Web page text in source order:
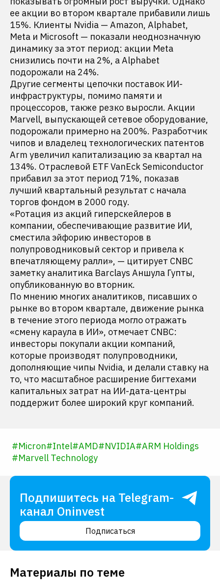
ее акции во втором квартале прибавили лишь
15%. Клиенты Nvidia — Amazon, Alphabet,
Meta и Microsoft — показали неоднозначную
динамику за этот период: акции Meta
снизились почти на 2%, а Alphabet
подорожали на 24%.
Другие сегменты цепочки поставок ИИ-
инфраструктуры, помимо памяти и
процессоров, также резко выросли. Акции
Marvell, выпускающей сетевое оборудование,
подорожали примерно на 200%. Разработчик
чипов и владелец технологических патентов
Arm увеличил капитализацию за квартал на
134%. Отраслевой ETF VanEck Semiconductor
прибавил за этот период 71%, показав
лучший квартальный результат с начала
торгов фондом в 2000 году.
«Ротация из акций гиперскейлеров в
компании, обеспечивающие развитие ИИ,
сместила эйфорию инвесторов в
полупроводниковый сектор и привела к
впечатляющему ралли», — цитирует CNBC
заметку аналитика Barclays Аншула Гупты,
опубликованную во вторник.
По мнению многих аналитиков, писавших о
рынке во втором квартале, движение рынка
в течение этого периода могло отражать
«смену караула в ИИ», отмечает CNBC:
инвесторы покупали акции компаний,
которые производят полупроводники,
дополняющие чипы Nvidia, и делали ставку на
то, что масштабное расширение бигтехами
капитальных затрат на ИИ-дата-центры
поддержит более широкий круг компаний.
#Micron#Intel#AMD#NVIDIA#ARM Holdings
#Marvell Technology
Подпишитесь на Telegram-
канал Oninvest
Подписаться
Материалы по теме